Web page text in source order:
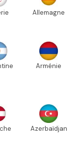
Allemagne
Arménie
Azerbaïdjan